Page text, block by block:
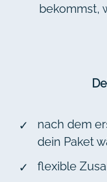
bekommst,
nach dem
dein Paket
flexible